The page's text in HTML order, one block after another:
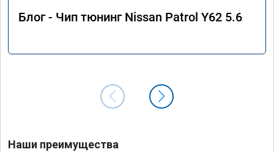
Блог - Чип тюнинг Nissan Patrol Y62 5.6
Наши преимущества